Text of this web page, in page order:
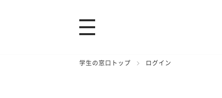
学生の窓口トップ ログイン